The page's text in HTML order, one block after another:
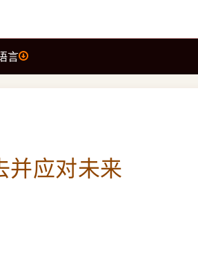
言
并应对未来